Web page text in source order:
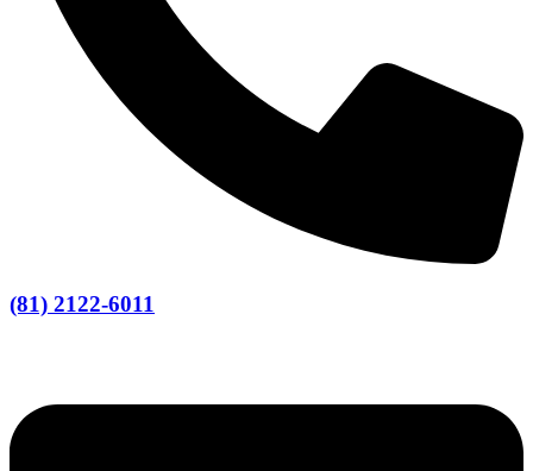
(81) 2122-6011